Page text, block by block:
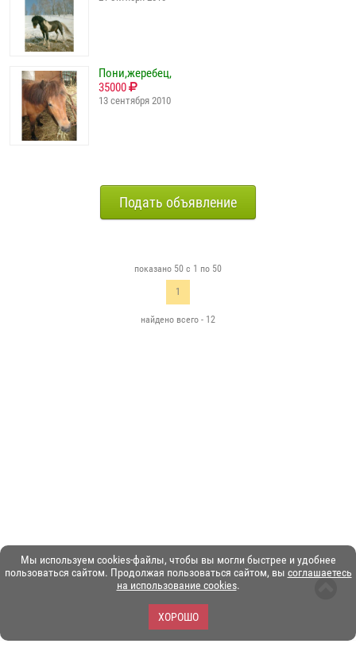
Мы используем cookies-файлы, чтобы вы могли быстрее и удобнее
пользоваться сайтом. Продолжая пользоваться сайтом, вы соглашаетесь
на использование cookies.
ХОРОШО
Пони,жеребец,
35000
13 сентября 2010
Подать объявление
показано 50 с 1 по 50
1
найдено всего - 12